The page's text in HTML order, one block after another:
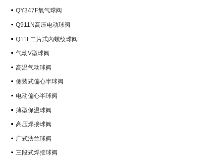
QY347F氧气球阀
Q911N高压电动球阀
Q11F二片式內螺纹球阀
气动V型球阀
高温气动球阀
侧装式偏心半球阀
电动偏心半球阀
薄型保温球阀
高压焊接球阀
广式法兰球阀
三段式焊接球阀